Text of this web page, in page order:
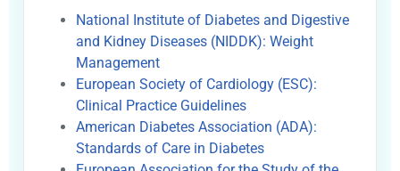
National Institute of Diabetes and Digestive
and Kidney Diseases (NIDDK): Weight
Management
European Society of Cardiology (ESC):
Clinical Practice Guidelines
American Diabetes Association (ADA):
Standards of Care in Diabetes